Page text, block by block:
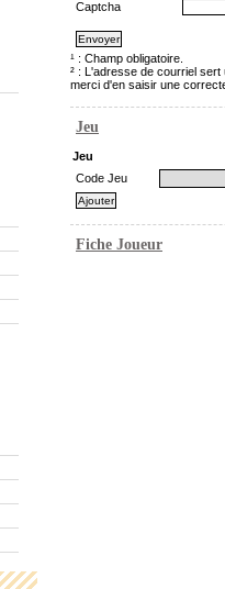
Captcha
¹ : Champ obligatoire.
² : L'adresse de courriel
merci d'en saisir une
Jeu
Jeu
Code Jeu
Fiche Joueur